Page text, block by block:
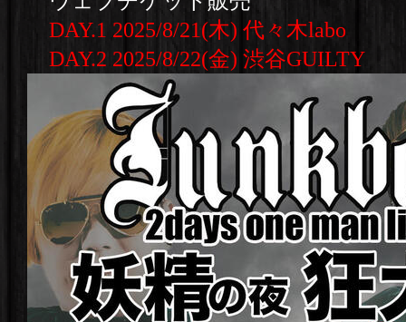
DAY.1 2025/8/21(木) 代々木labo
DAY.2 2025/8/22(金) 渋谷GUILTY